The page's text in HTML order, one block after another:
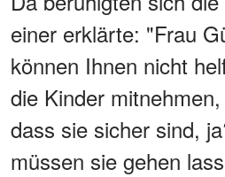
einer erklärte: "Frau
können Ihnen nicht
die Kinder
dass sie sicher sind,
müssen sie gehen